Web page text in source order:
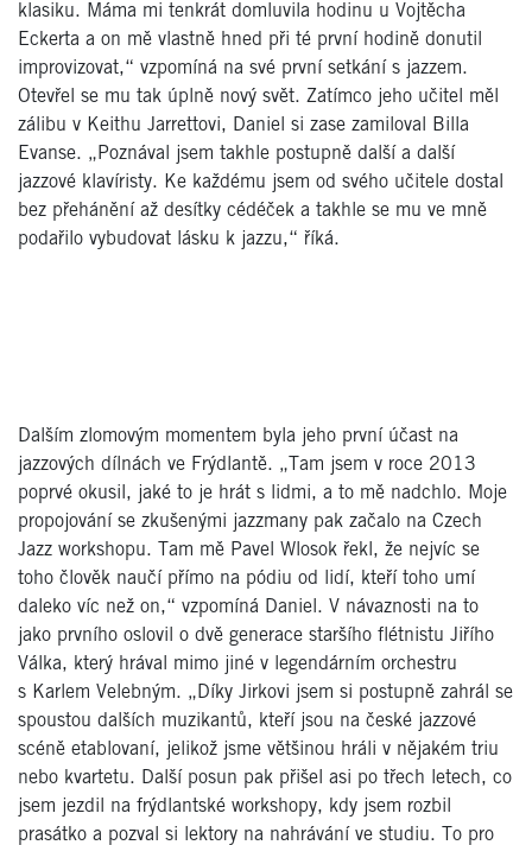
klasiku. Máma mi tenkrát domluvila hodinu u Vojtěcha
Eckerta a on mě vlastně hned při té první hodině donutil
improvizovat,“ vzpomíná na své první setkání s jazzem.
Otevřel se mu tak úplně nový svět. Zatímco jeho učitel měl
zálibu v Keithu Jarrettovi, Daniel si zase zamiloval Billa
Evanse. „Poznával jsem takhle postupně další a další
jazzové klavíristy. Ke každému jsem od svého učitele dostal
bez přehánění až desítky cédéček a takhle se mu ve mně
podařilo vybudovat lásku k jazzu,“ říká.
Dalším zlomovým momentem byla jeho první účast na
jazzových dílnách ve Frýdlantě. „Tam jsem v roce 2013
poprvé okusil, jaké to je hrát s lidmi, a to mě nadchlo. Moje
propojování se zkušenými jazzmany pak začalo na Czech
Jazz workshopu. Tam mě Pavel Wlosok řekl, že nejvíc se
toho člověk naučí přímo na pódiu od lidí, kteří toho umí
daleko víc než on,“ vzpomíná Daniel. V návaznosti na to
jako prvního oslovil o dvě generace staršího flétnistu Jiřího
Válka, který hrával mimo jiné v legendárním orchestru
s Karlem Velebným. „Díky Jirkovi jsem si postupně zahrál se
spoustou dalších muzikantů, kteří jsou na české jazzové
scéně etablovaní, jelikož jsme většinou hráli v nějakém triu
nebo kvartetu. Další posun pak přišel asi po třech letech, co
jsem jezdil na frýdlantské workshopy, kdy jsem rozbil
prasátko a pozval si lektory na nahrávání ve studiu. To pro